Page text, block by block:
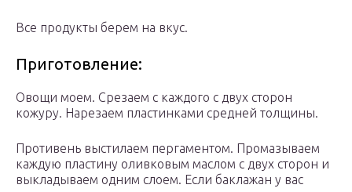
Все продукты берем на вкус.
Приготовление:
Овощи моем. Срезаем с каждого с двух сторон
кожуру. Нарезаем пластинками средней толщины.
Противень выстилаем пергаментом. Промазываем
каждую пластину оливковым маслом с двух сторон и
выкладываем одним слоем. Если баклажан у вас